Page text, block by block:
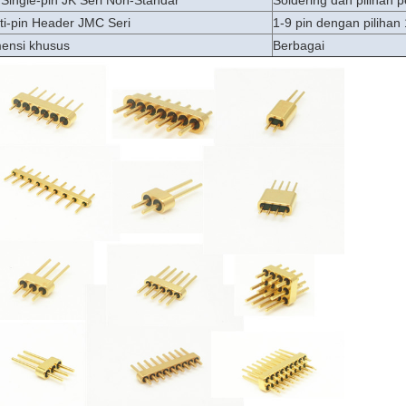
pin Header JMC Seri
1-9 pin dengan pilihan
khusus
Berbagai